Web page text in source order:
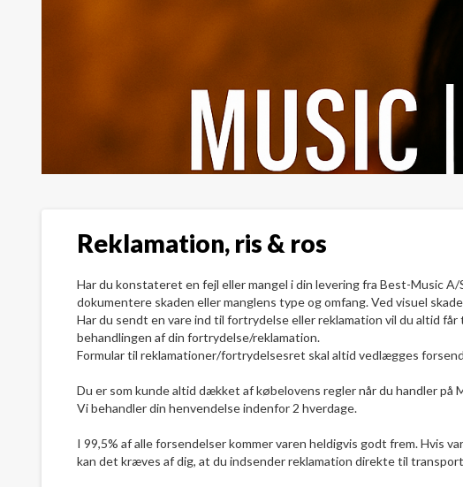
Reklamation, ris & ros
Har du konstateret en fejl eller mangel i din levering fra Best-Music
dokumentere skaden eller manglens type og omfang. Ved visuel
Har du sendt en vare ind til fortrydelse eller reklamation vil du altid
behandlingen af din fortrydelse/reklamation.
Formular til reklamationer/fortrydelsesret skal altid vedlægges
Du er som kunde altid dækket af købelovens regler når du handler på
Vi behandler din henvendelse indenfor 2 hverdage.
I 99,5% af alle forsendelser kommer varen heldigvis godt frem. Hvis
kan det kræves af dig, at du indsender reklamation direkte til